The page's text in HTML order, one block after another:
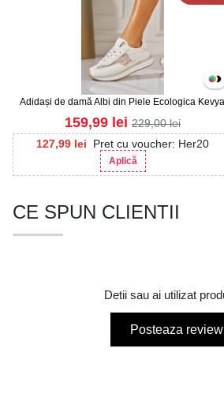
Adidași de damă Albi din Piele Ecologica Kevya
127,99 lei Pret cu voucher: Her20
Aplică
159,99 lei 229,00lei
CE SPUN CLIENTII
Detii sau ai utilizat
Posteaza review